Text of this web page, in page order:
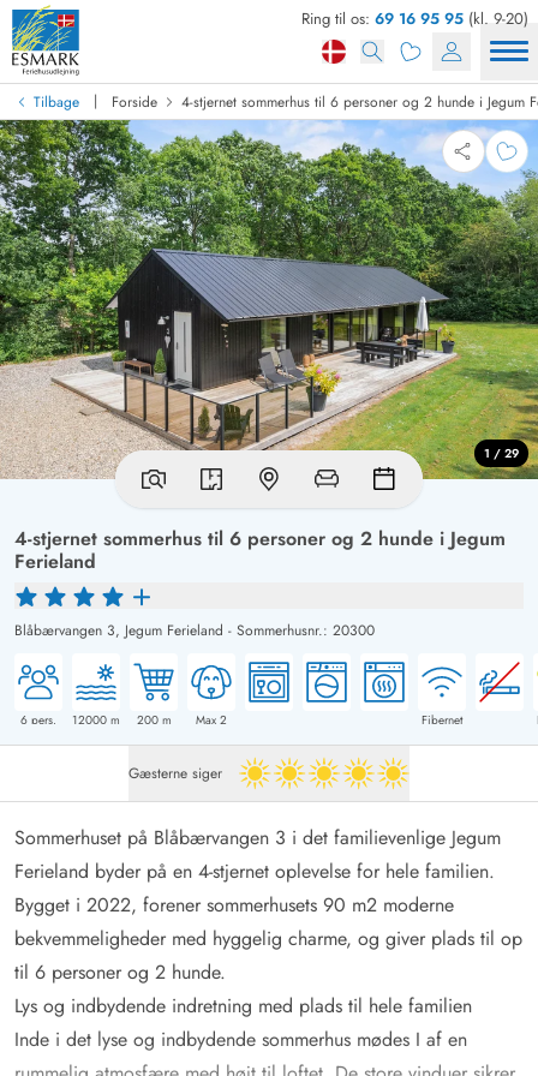
Ring til os: 69 16 95 95 (kl. 9-20)
Tilbage | Forside 4-stjernet sommerhus til 6 personer og 2 hunde i Jegum
4-stjernet sommerhus til 6 personer og 2 hunde i Jegum
Ferieland
Blåbærvangen 3, Jegum Ferieland - Sommerhusnr.: 20300
6 pers. 12000 m 200m Max 2 Fibernet
1 / 29
Gæsterne siger 5 ud af 5
Sommerhuset på Blåbærvangen 3 i det familievenlige Jegum
Ferieland byder på en 4-stjernet oplevelse for hele familien.
Bygget i 2022, forener sommerhusets 90 m2 moderne
bekvemmeligheder med hyggelig charme, og giver plads til op
til 6 personer og 2 hunde.
Lys og indbydende indretning med plads til hele familien
Inde i det lyse og indbydende sommerhus mødes I af en